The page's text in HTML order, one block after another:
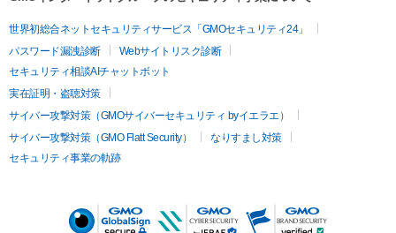
世界初総合ネットセキュリティサービス「GMOセキュリティ24」
パスワード漏洩診断
Webサイトリスク診断
セキュリティ相談AIチャットボット
実在証明・盗聴対策
サイバー攻撃対策（GMOサイバーセキュリティ byイエラエ）
サイバー攻撃対策（GMO Flatt Security）
なりすまし対策
セキュリティ事業の軌跡